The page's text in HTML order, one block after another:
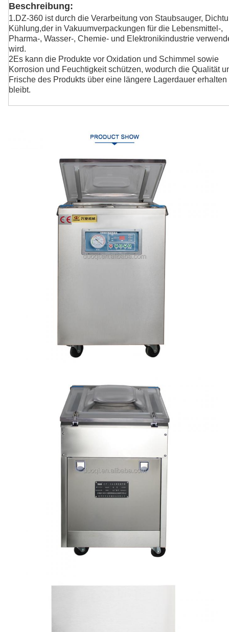
Beschreibung:
1.DZ-360 ist durch die Verarbeitung von Staubsauger,
Kühlung,der in Vakuumverpackungen für die Lebensmittel-,
Pharma-, Wasser-, Chemie- und Elektronikindustrie
wird.
2Es kann die Produkte vor Oxidation und Schimmel sowie
Korrosion und Feuchtigkeit schützen, wodurch die Qualität
Frische des Produkts über eine längere Lagerdauer erhalten
bleibt.